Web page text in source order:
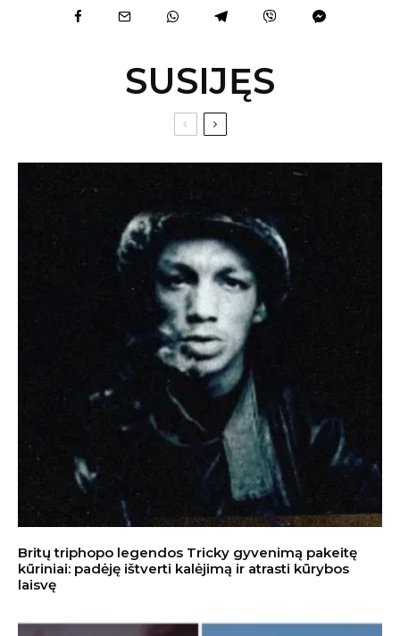
SUSIJĘS
Britų triphopo legendos Tricky gyvenimą pakeitę
kūriniai: padėję ištverti kalėjimą ir atrasti kūrybos
laisvę